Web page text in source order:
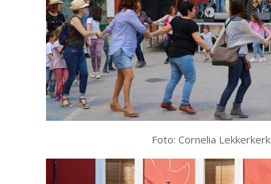
Foto: Cornelia Lekkerkerk